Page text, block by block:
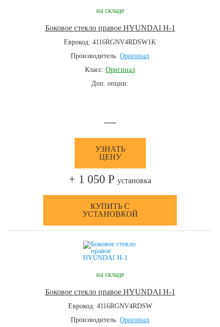
на складе
Боковое стекло правое HYUNDAI H-1
Еврокод: 4116RGNV4RDSW1K
Производитель: Оригинал
Класс: Оригинал
Доп. опции:
—
УЗНАТЬ
ЦЕНУ
+ 1 050 Р установка
КУПИТЬ С
УСТАНОВКОЙ
на складе
Боковое стекло правое HYUNDAI H-1
Еврокод: 4116RGNV4RDSW
Производитель: Оригинал